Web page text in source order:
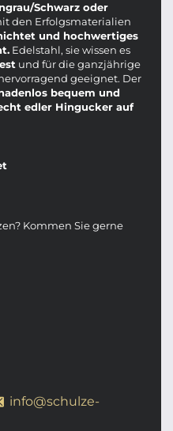
Schwarz oder
den Erfolgsmaterialien
und hochwertiges
Edelstahl, sie wissen es
und für die ganzjährige
geeignet. Der
bequem und
edler Hingucker auf
Kommen Sie gerne
info@schulze-